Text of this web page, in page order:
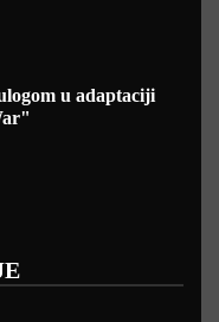
u adaptaciji